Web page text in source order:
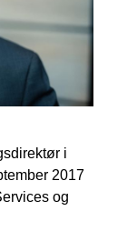
i
2017
og